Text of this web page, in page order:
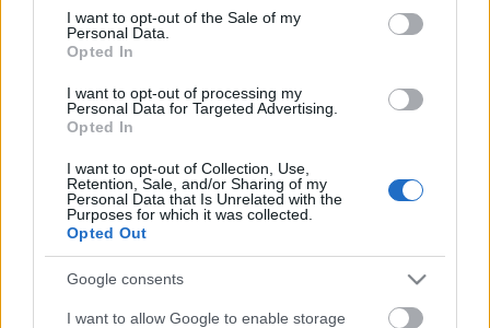
consent section.
I want to opt-out of the Sale of my
Personal Data.
Opted In
I want to opt-out of processing my
Personal Data for Targeted Advertising.
Opted In
I want to opt-out of Collection, Use,
Retention, Sale, and/or Sharing of my
Personal Data that Is Unrelated with the
Purposes for which it was collected.
Opted Out
Google consents
I want to allow Google to enable storage
másodfokúra csökken a riasztás
HIRDETÉS